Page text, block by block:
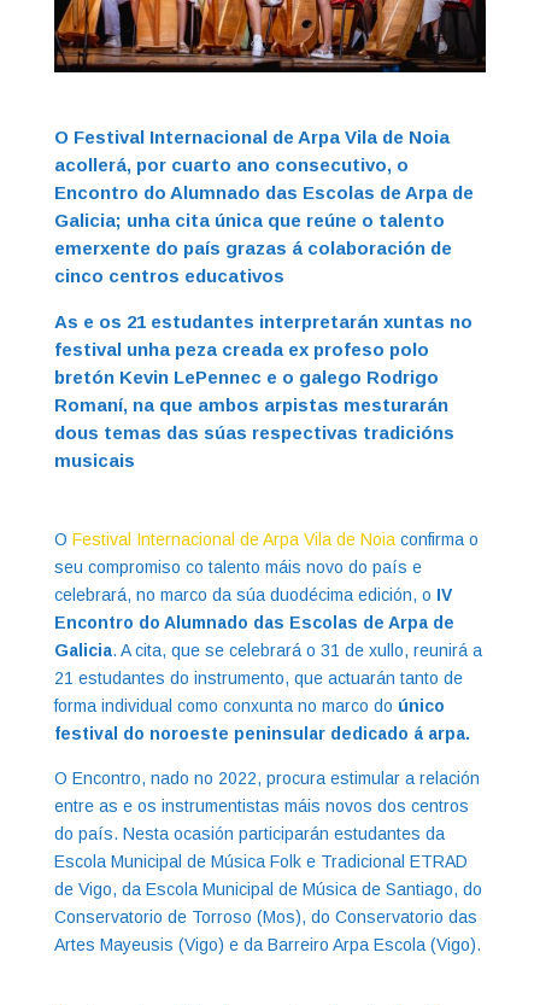
O Festival Internacional de Arpa Vila de Noia
acollerá, por cuarto ano consecutivo, o
Encontro do Alumnado das Escolas de Arpa de
Galicia; unha cita única que reúne o talento
emerxente do país grazas á colaboración de
cinco centros educativos
As e os 21 estudantes interpretarán xuntas no
festival unha peza creada ex profeso polo
bretón Kevin LePennec e o galego Rodrigo
Romaní, na que ambos arpistas mesturarán
dous temas das súas respectivas tradicións
musicais
O Festival Internacional de Arpa Vila de Noiaconfirma o
seu compromiso co talento máis novo do país e
celebrará, no marco da súa duodécima edición, o IV
Encontro do Alumnado das Escolas de Arpa de
Galicia. A cita, que se celebrará o 31 de xullo, reunirá a
21 estudantes do instrumento, que actuarán tanto de
forma individual como conxunta no marco do único
festival do noroeste peninsular dedicado á arpa.
O Encontro, nado no 2022, procura estimular a relación
entre as e os instrumentistas máis novos dos centros
do país. Nesta ocasión participarán estudantes da
Escola Municipal de Música Folk e Tradicional ETRAD
de Vigo, da Escola Municipal de Música de Santiago, do
Conservatorio de Torroso (Mos), do Conservatorio das
Artes Mayeusis (Vigo) e da Barreiro Arpa Escola (Vigo).